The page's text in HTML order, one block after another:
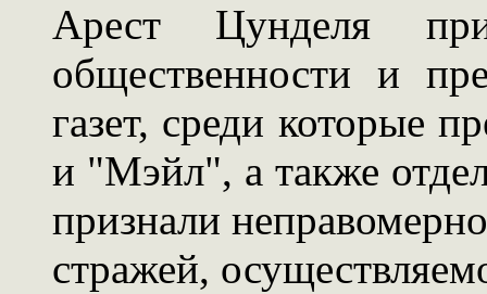
Арест Цунделя
общественности и
газет, среди которые
и "Мэйл", а также
признали
стражей,